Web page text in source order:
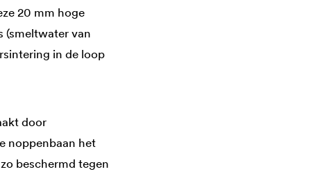
20 mm hoge
(smeltwater van
in de loop
door
noppenbaan het
beschermd tegen